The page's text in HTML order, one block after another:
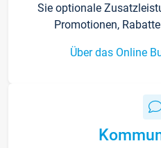
Sie optionale
Promotionen,
Über das Online